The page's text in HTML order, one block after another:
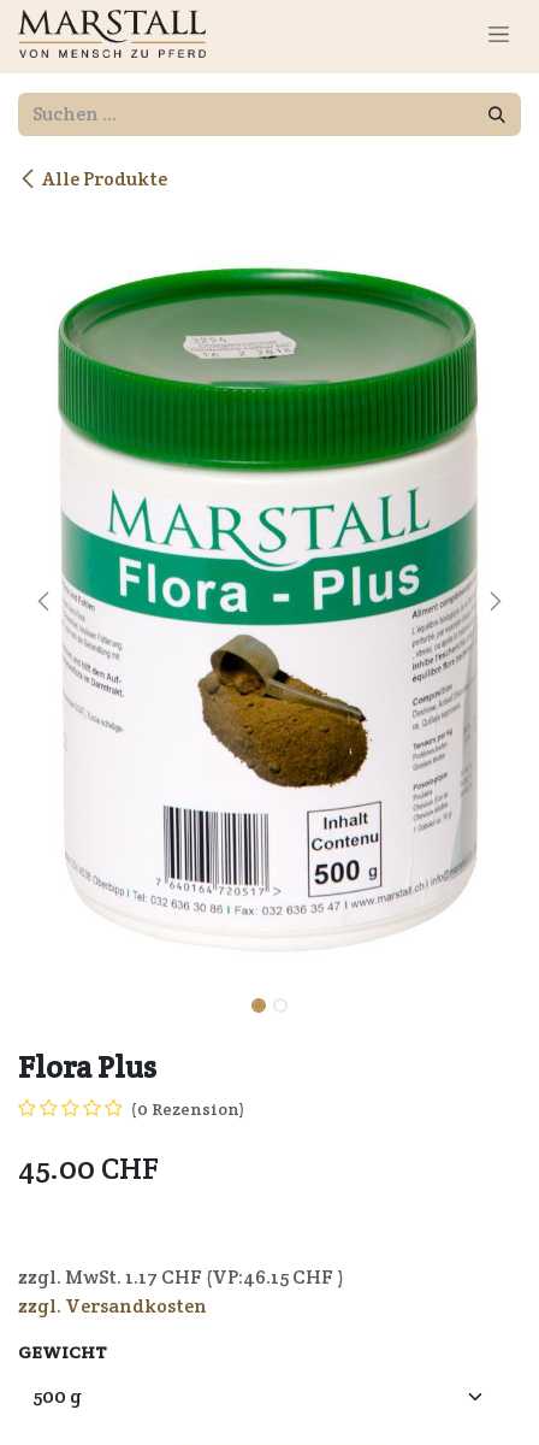
Zum Inhalt springen
Alle Produkte
Flora Plus
(0 Rezension)
45.00 CHF
zzgl. MwSt. 1.17 CHF (VP:46.15CHF )
zzgl. Versandkosten
GEWICHT